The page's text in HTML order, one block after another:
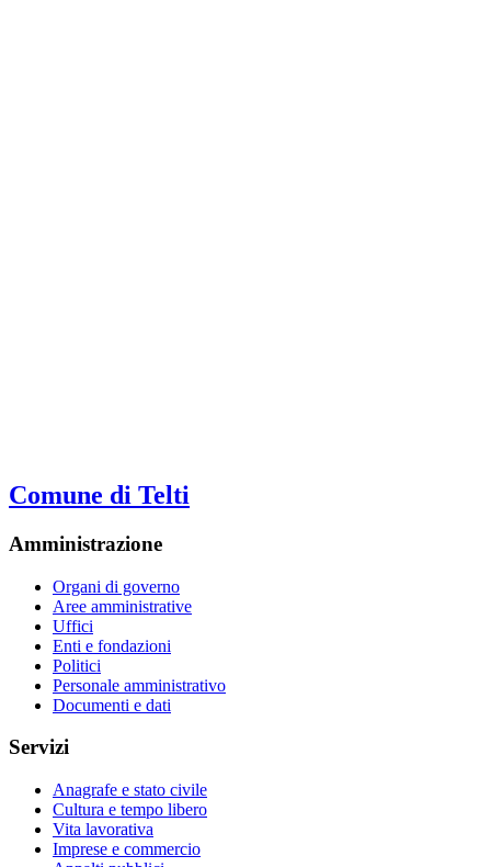
Comune di Telti
Amministrazione
Organi di governo
Aree amministrative
Uffici
Enti e fondazioni
Politici
Personale amministrativo
Documenti e dati
Servizi
Anagrafe e stato civile
Cultura e tempo libero
Vita lavorativa
Imprese e commercio